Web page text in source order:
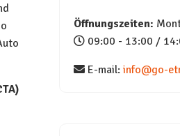
Öffnungszeiten:
09:00 - 13:00 /
E-mail: info@go-